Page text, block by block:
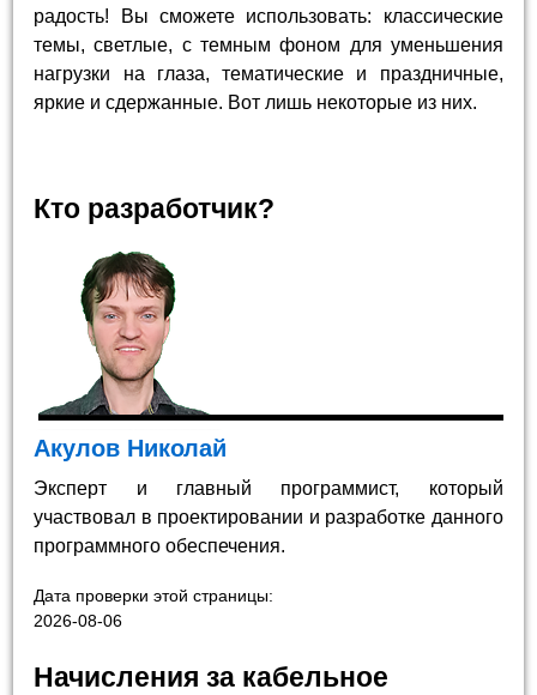
радость! Вы сможете использовать: классические
темы, светлые, с темным фоном для уменьшения
нагрузки на глаза, тематические и праздничные,
яркие и сдержанные. Вот лишь некоторые из них.
Кто разработчик?
Акулов Николай
Эксперт и главный программист, который
участвовал в проектировании и разработке данного
программного обеспечения.
Дата проверки этой страницы:
2026-08-06
Начисления за кабельное